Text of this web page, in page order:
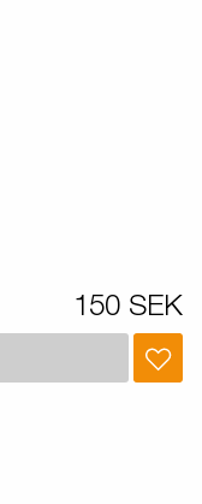
150 SEK